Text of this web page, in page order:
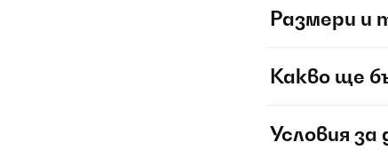
Размери и
Какво ще
Условия за